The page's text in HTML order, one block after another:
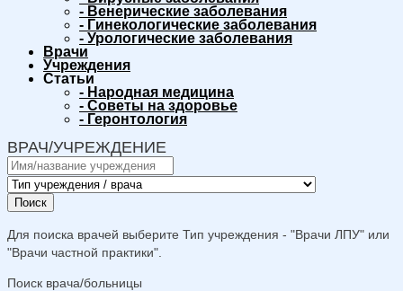
- Венерические заболевания
- Гинекологические заболевания
- Урологические заболевания
Врачи
Учреждения
Статьи
- Народная медицина
- Советы на здоровье
- Геронтология
ВРАЧ/УЧРЕЖДЕНИЕ
Поиск
Для поиска врачей выберите Тип учреждения - "Врачи ЛПУ" или
"Врачи частной практики".
Поиск врача/больницы